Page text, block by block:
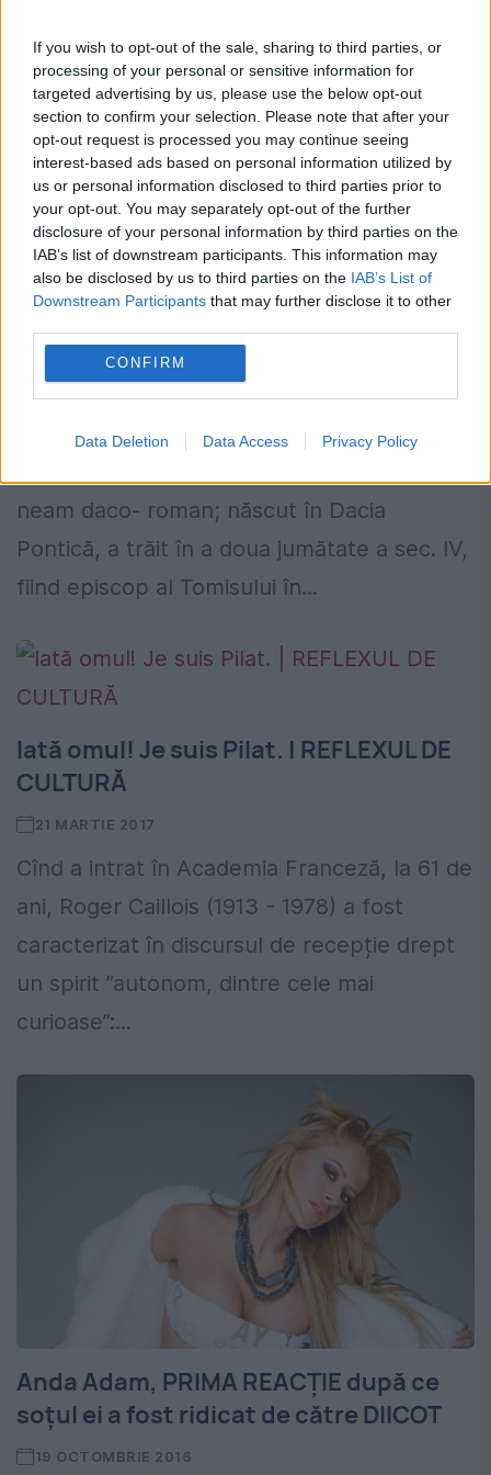
If you wish to opt-out of the sale, sharing to third parties, or
processing of your personal or sensitive information for
targeted advertising by us, please use the below opt-out
section to confirm your selection. Please note that after your
opt-out request is processed you may continue seeing
interest-based ads based on personal information utilized by
us or personal information disclosed to third parties prior to
your opt-out. You may separately opt-out of the further
disclosure of your personal information by third parties on the
IAB’s list of downstream participants. This information may
also be disclosed by us to third parties on the IAB’s List of
Downstream Participants that may further disclose it to other
CONFIRM
Data Deletion Data Access Privacy Policy
Sfântul din Pont | SFÂNTUL ZILEI
neam daco- roman; născut în Dacia
Pontică, a trăit în a doua jumătate a sec. IV,
fiind episcop al Tomisului în...
Iată omul! Je suis Pilat. | REFLEXUL DE
CULTURĂ
21 MARTIE 2017
Cînd a intrat în Academia Franceză, la 61 de
ani, Roger Caillois (1913 - 1978) a fost
caracterizat în discursul de recepție drept
un spirit ”autonom, dintre cele mai
curioase”:...
Anda Adam, PRIMA REACȚIE după ce
soțul ei a fost ridicat de către DIICOT
19 OCTOMBRIE 2016